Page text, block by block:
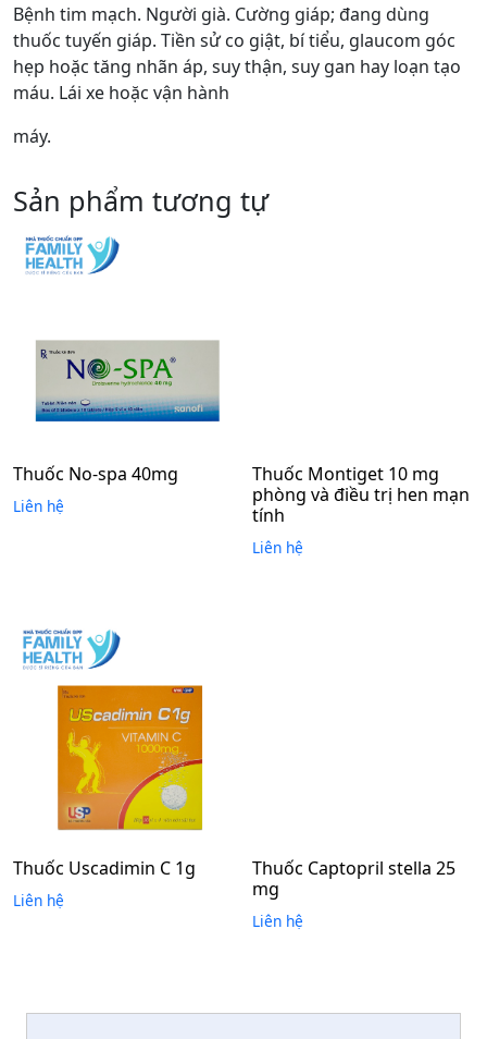
Bệnh tim mạch. Người già. Cường giáp; đang dùng
thuốc tuyến giáp. Tiền sử co giật, bí tiểu, glaucom góc
hẹp hoặc tăng nhãn áp, suy thận, suy gan hay loạn tạo
máu. Lái xe hoặc vận hành
máy.
Sản phẩm tương tự
Thuốc No-spa 40mg
Liên hệ
Thuốc Montiget 10 mg
phòng và điều trị hen mạn
tính
Liên hệ
Thuốc Uscadimin C 1g
Liên hệ
Thuốc Captopril stella 25
mg
Liên hệ